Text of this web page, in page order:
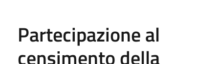
Partecipazione al
censimento della